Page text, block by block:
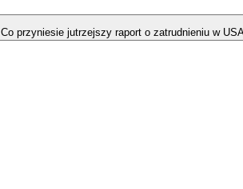
Co przyniesie jutrzejszy raport o zatrudnieniu w